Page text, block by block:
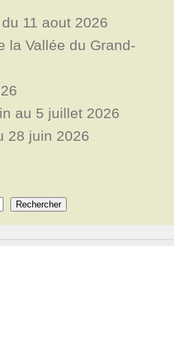
11 aout 2026
la Vallée du Grand-
au 5 juillet 2026
28 juin 2026
Rechercher